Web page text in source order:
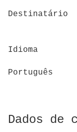
Destinatário
Idioma
Português
Dados de